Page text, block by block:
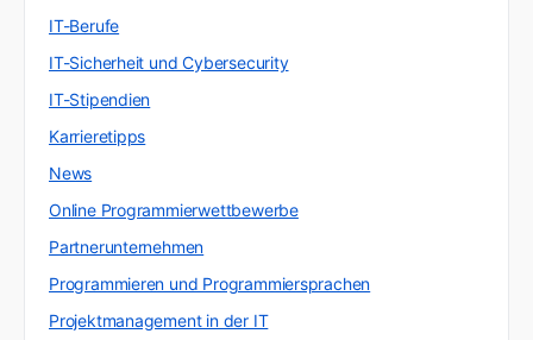
IT-Berufe
IT-Sicherheit und Cybersecurity
IT-Stipendien
Karrieretipps
News
Online Programmierwettbewerbe
Partnerunternehmen
Programmieren und Programmiersprachen
Projektmanagement in der IT